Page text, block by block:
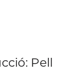
Pell